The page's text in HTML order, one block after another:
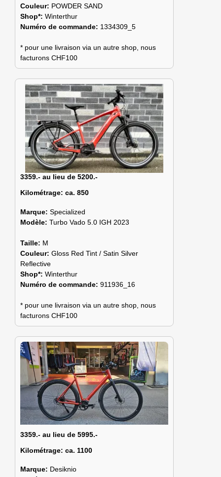
Couleur: POWDER SAND
Shop*: Winterthur
Numéro de commande: 1334309_5
* pour une livraison via un autre shop, nous
facturons CHF100
3359.- au lieu de 5200.-
Kilométrage: ca. 850
Marque: Specialized
Modèle: Turbo Vado 5.0 IGH 2023
Taille: M
Couleur: Gloss Red Tint / Satin Silver
Reflective
Shop*: Winterthur
Numéro de commande: 911936_16
* pour une livraison via un autre shop, nous
facturons CHF100
3359.- au lieu de 5995.-
Kilométrage: ca. 1100
Marque: Desiknio